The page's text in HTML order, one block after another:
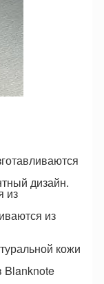
дизайн.
из
из
кожи
Blanknote